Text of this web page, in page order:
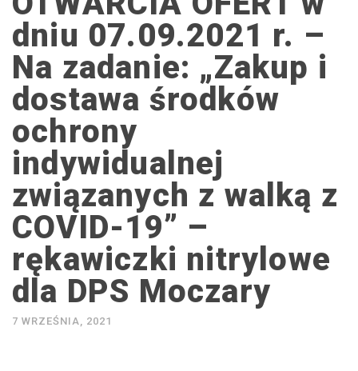
dniu 07.09.2021 r. –
Na zadanie: „Zakup i
dostawa środków
ochrony
indywidualnej
związanych z walką z
COVID-19” –
rękawiczki nitrylowe
dla DPS Moczary
7 WRZEŚNIA, 2021